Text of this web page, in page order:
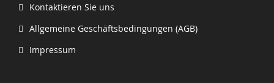
Kontaktieren Sie uns
Allgemeine Geschäftsbedingungen (AGB)
Impressum